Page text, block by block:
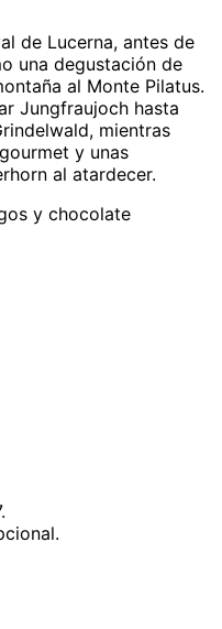
de Lucerna, antes de
una degustación de
al Monte Pilatus.
Jungfraujoch hasta
mientras
y unas
al atardecer.